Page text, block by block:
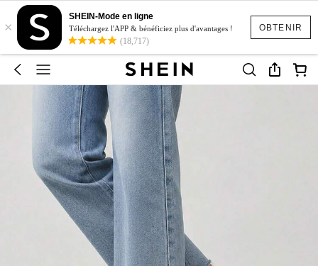
OBTENIR
×
SHEIN-Mode en ligne
Téléchargez l'APP & bénéficiez plus d'avantages !
(18,717)